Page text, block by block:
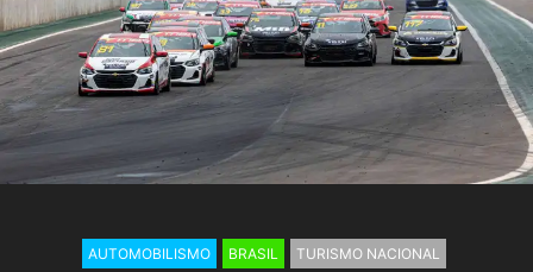
AUTOMOBILISMO BRASIL TURISMO NACIONAL